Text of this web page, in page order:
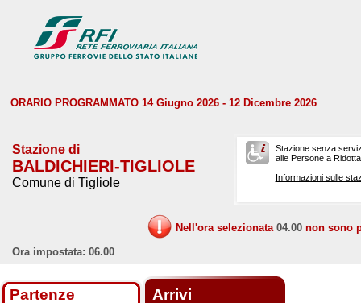
ORARIO PROGRAMMATO 14 Giugno 2026 - 12 Dicembre 2026
Stazione di
BALDICHIERI-TIGLIOLE
Comune di Tigliole
Stazione senza
alle Persone a
Informazioni sulle
Nell'ora selezionata 04.00 non sono
Ora impostata: 06.00
Partenze Arrivi